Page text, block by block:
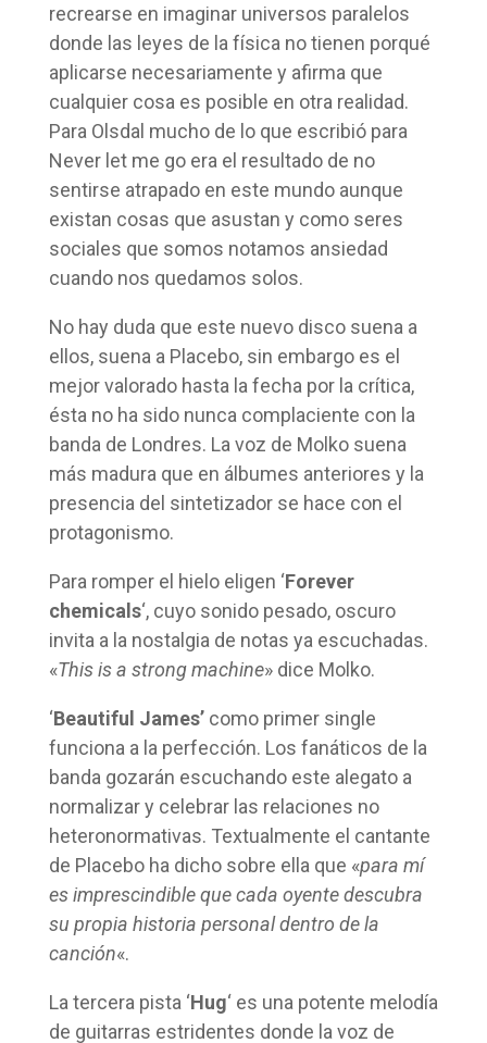
recrearse en imaginar universos paralelos
donde las leyes de la física no tienen porqué
aplicarse necesariamente y afirma que
cualquier cosa es posible en otra realidad.
Para Olsdal mucho de lo que escribió para
Never let me go era el resultado de no
sentirse atrapado en este mundo aunque
existan cosas que asustan y como seres
sociales que somos notamos ansiedad
cuando nos quedamos solos.
No hay duda que este nuevo disco suena a
ellos, suena a Placebo, sin embargo es el
mejor valorado hasta la fecha por la crítica,
ésta no ha sido nunca complaciente con la
banda de Londres. La voz de Molko suena
más madura que en álbumes anteriores y la
presencia del sintetizador se hace con el
protagonismo.
Para romper el hielo eligen ‘Forever
chemicals‘, cuyo sonido pesado, oscuro
invita a la nostalgia de notas ya escuchadas.
«This is a strong machine» dice Molko.
‘Beautiful James’como primer single
funciona a la perfección. Los fanáticos de la
banda gozarán escuchando este alegato a
normalizar y celebrar las relaciones no
heteronormativas. Textualmente el cantante
de Placebo ha dicho sobre ella que «para mí
es imprescindible que cada oyente descubra
su propia historia personal dentro de la
canción«.
La tercera pista ‘Hug‘ es una potente melodía
de guitarras estridentes donde la voz de